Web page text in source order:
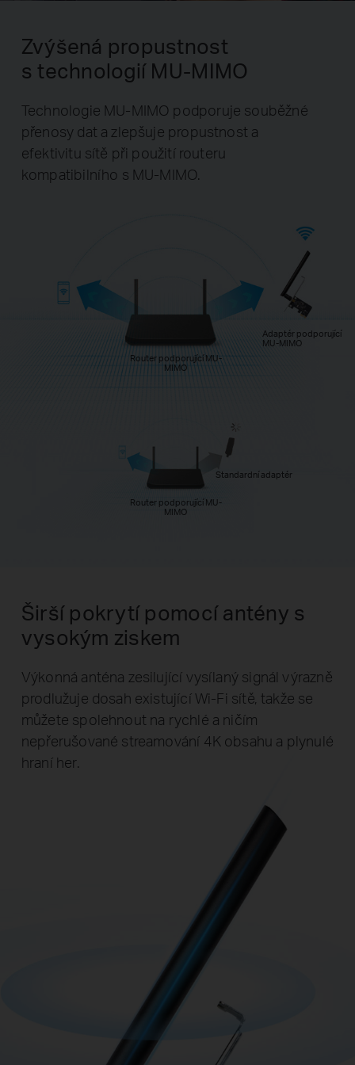
Zvýšená propustnost
s technologií MU-MIMO
Technologie MU-MIMO podporuje souběžné
přenosy dat a zlepšuje propustnost a
efektivitu sítě při použití routeru
kompatibilního s MU-MIMO.
Router podporující MU-
MIMO
Standardní adaptér
Router podporující MU-
MIMO
Adaptér podporující
MU-MIMO
Širší pokrytí pomocí antény s
vysokým ziskem
Výkonná anténa zesilující vysílaný signál výrazně
prodlužuje dosah existující Wi-Fi sítě, takže se
můžete spolehnout na rychlé a ničím
nepřerušované streamování 4K obsahu a plynulé
hraní her.